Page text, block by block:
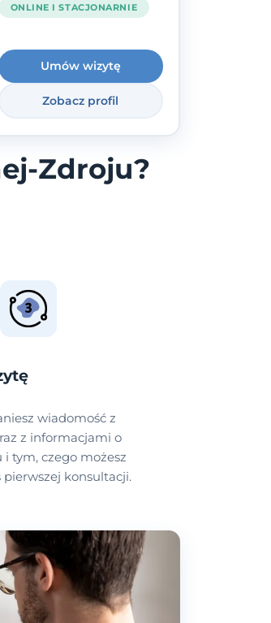
ONLINE I STACJONARNIE
Umów wizytę
Zobacz profil
Zdroju?
wiadomość z
z informacjami o
tym, czego możesz
konsultacji.